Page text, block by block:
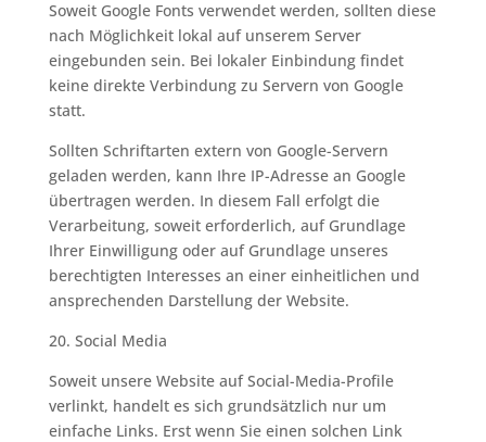
Soweit Google Fonts verwendet werden, sollten diese
nach Möglichkeit lokal auf unserem Server
eingebunden sein. Bei lokaler Einbindung findet
keine direkte Verbindung zu Servern von Google
statt.
Sollten Schriftarten extern von Google-Servern
geladen werden, kann Ihre IP-Adresse an Google
übertragen werden. In diesem Fall erfolgt die
Verarbeitung, soweit erforderlich, auf Grundlage
Ihrer Einwilligung oder auf Grundlage unseres
berechtigten Interesses an einer einheitlichen und
ansprechenden Darstellung der Website.
20. Social Media
Soweit unsere Website auf Social-Media-Profile
verlinkt, handelt es sich grundsätzlich nur um
einfache Links. Erst wenn Sie einen solchen Link